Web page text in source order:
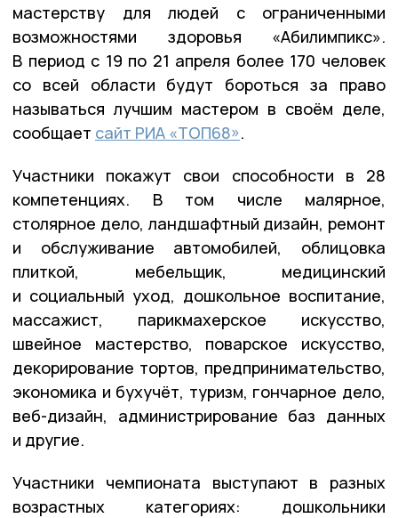
мастерству для людей с ограниченными
возможностями здоровья «Абилимпикс».
В период с 19 по 21 апреля более 170 человек
со всей области будут бороться за право
называться лучшим мастером в своём деле,
сообщает сайт РИА «ТОП68».
Участники покажут свои способности в 28
компетенциях. В том числе малярное,
столярное дело, ландшафтный дизайн, ремонт
и обслуживание автомобилей, облицовка
плиткой, мебельщик, медицинский
и социальный уход, дошкольное воспитание,
массажист, парикмахерское искусство,
швейное мастерство, поварское искусство,
декорирование тортов, предпринимательство,
экономика и бухучёт, туризм, гончарное дело,
веб-дизайн, администрирование баз данных
и другие.
Участники чемпионата выступают в разных
возрастных категориях: дошкольники